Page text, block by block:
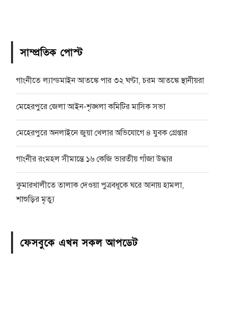
সাম্প্রতিক পোস্ট
গাংনীতে ল্যান্ডমাইন আতঙ্কে পার ৩২ ঘণ্টা, চরম আতঙ্কে স্থানীয়রা
মেহেরপুরে জেলা আইন-শৃঙ্খলা কমিটির মাসিক সভা
মেহেরপুরে অনলাইনে জুয়া খেলার অভিযোগে ৪ যুবক গ্রেপ্তার
গাংনীর রংমহল সীমান্তে ১৬ কেজি ভারতীয় গাঁজা উদ্ধার
কুমারখালীতে তালাক দেওয়া পুত্রবধূকে ঘরে আনায় হামলা,
শাশুড়ির মৃত্যু
ফেসবুকে এখন সকল আপডেট